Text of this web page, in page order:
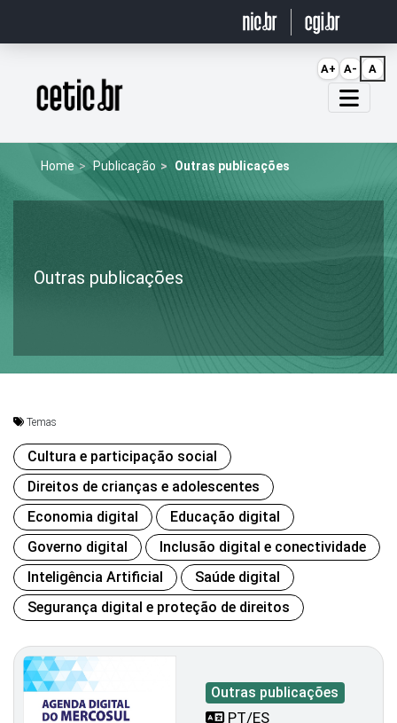
Página inicial
Home Publicação Outras publicações
Outras publicações
Temas
Cultura e participação social
Direitos de crianças e adolescentes
Economia digital
Educação digital
Governo digital
Inclusão digital e conectividade
Inteligência Artificial
Saúde digital
Segurança digital e proteção de direitos
Outras publicações
PT/ES
A+ A- A